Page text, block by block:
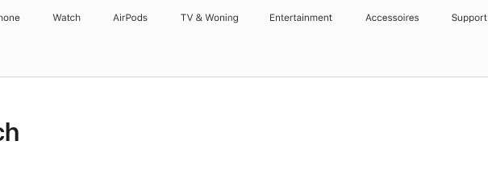
Watch AirPods TV & Woning Entertainment Accessoires Support